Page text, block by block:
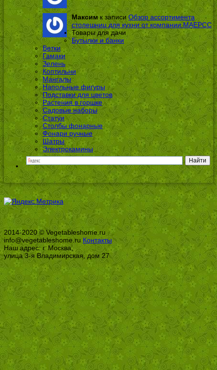
Максим к записи Обзор ассортимента
столешниц для кухни от компании МАЕРСС
Товары для дачи
Бутылки и банки
Ветки
Гамаки
Зелень
Коптильни
Мангалы
Напольные фигуры
Подставки для цветов
Растения в горшке
Садовые наборы
Статуи
Столбы фонарные
Фонари ручные
Шатры
Электрокамины
2014-2020 © Vegetableshome.ru
info@vegetableshome.ru Контакты
Наш адрес: г. Москва,
улица 3-я Владимирская, дом 27